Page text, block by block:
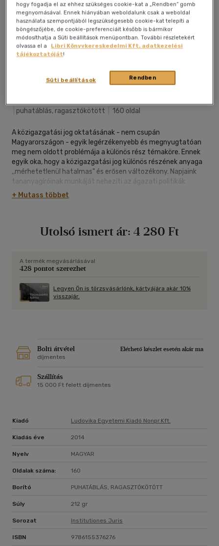
puhatáblás, ragasztókötött 160 oldal
A közigazgatási jog oktatásának - nem csupán
Magyarországon - egyik legérzékenyebb és megnyugtatóan
meg nem oldott problémája a különös rész témaköre. Ennek
egyik oka, hogy a közigazgatási jog különös részének anyaga
,,mérhetetlenül hatalmas" és erősen változékony. Napjaink
tananyagíróinak munkáját nehezíti az ágazati politikák
kidolgozatlansága, illetve instabilitása, mivel a gyorsan
változó szakpolitika az alaposan kidolgozott fejlesztési és
feldolgozása révén - a közigazgatási jog különös részének
igazgatását, valamint a fontosabb állami
alapnyilvántartások tárgykörét szisztematikus rendben
valamint az érdeklődők ismereteinek gyarapítását.
+ Mutass többet
Utolsó ismert ár: 4 280 Ft
A termék megvásárlásával
428 pontot szerezhet
Legyen Ön is törzsvásárlónk, kártyájára akár 10%
visszajár.
Bolti átvétel
Elérhető készlet esetén akár ma
díjmentes
Szállítás
15 000 Ft felett díjmentes
Kiadó Ludovika Egyetemi Kiadó Nonpr.kft.
Kiadás éve 2014
Nyelv MAGYAR
Oldalak száma: 160
Borító PUHATÁBLÁS, RAGASZTÓKÖTÖTT
Súly 212 gr
Sorozat Institutiones Juris
ISBN 9786155376276
hogy fogadja el az ehhez szükséges cookie-kat a „Rendben” gomb
megnyomásával. Ennek hiányában weboldalunk csak a weboldal
használata szempontjából legszükségesebb cookie-kat telepíti a
böngészőjébe, de cookie-preferenciáit később is bármikor
módosíthatja a Süti beállítások menüpontban. További részletekért
olvassa el a
Libri Könyvkereskedelmi Kft. adatkezelési
tájékoztatóját!
Rendben
Süti beállítások